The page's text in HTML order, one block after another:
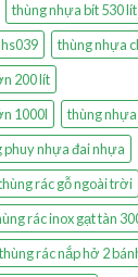
thùng nhựa bít 530 lít
thùng nhựa
200 lít
1000l
thùng nhựa
phuy nhựa đai nhựa
rác gỗ ngoài trời
rác inox gạt tàn
thùng rác nắp hở 2